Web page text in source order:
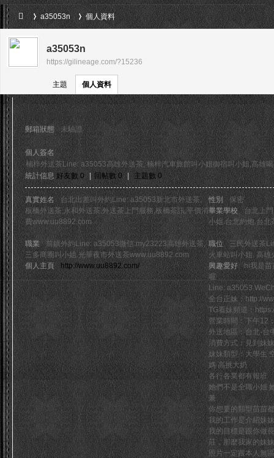
島
天
堂
›
a35053n 個人資料
a35053n
https://gilineage.com/?15236
主題 個人資料
a35053n
(UID: 15236)
郵箱狀態
未驗證
個人簽名
楠梓外送茶Line: a35053高雄外送茶, 楠梓汽車旅館叫小姐御宿叫小姐,高雄
統計信息 好友數 0 | 回帖數 0 主題數 0
真實姓名
台北出差叫外約Line: a35053新北市外送茶,
板橋外送茶,永和外送茶,外送茶上門服務,板橋茶訊,平價消
費www.uu8892.com
性別
保密
畢業學校
台北上
小姐.台北約炮.台
職業
前鎮外約Line: a35053微信:my23223高雄外送茶,
三多商圈叫小姐.光華夜市外送茶www.uu8892.com
職位
三民外送茶
火車站叫小姐. 高
個人主頁
http://www.uu8892.com/ 興趣愛好
hi我是
喔
Line: a35053
全台正妹：http://
TG看妹頻道：
營業時間：下午12
外送地區：台北-台
消費方式：見到妹
妹妹類型：大學生
媽 高挑大奶
各行各業都有報班
她們不是全職小姐
兼
你想要的類型苗苗
我的工作是介紹妹
我的目標是跟你做
莊，那麼我家的妹
照片一定跟本人無